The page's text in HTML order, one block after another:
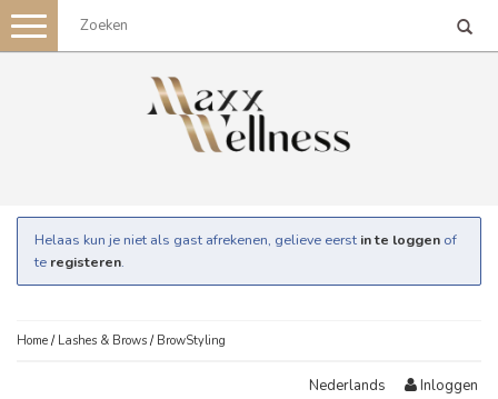
Toggle
navigation
Helaas kun je niet als gast afrekenen, gelieve eerst in te loggen of
te registeren.
Home / Lashes & Brows / BrowStyling
Nederlands Inloggen